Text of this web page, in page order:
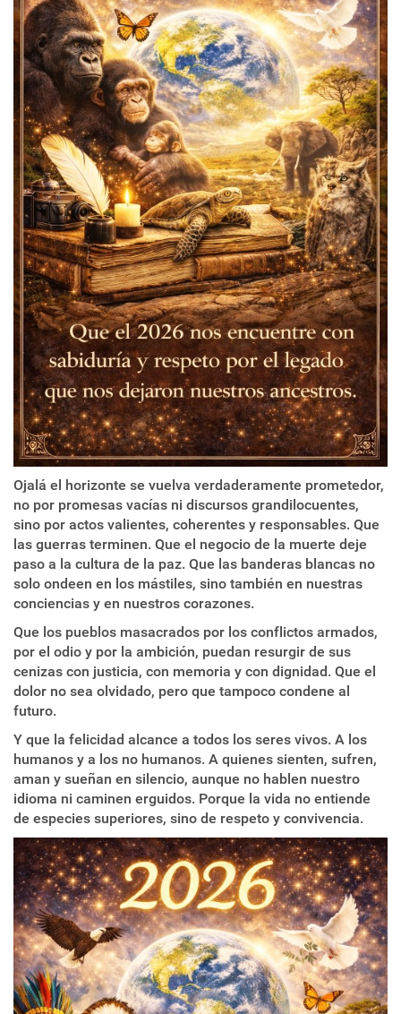
Ojalá el horizonte se vuelva verdaderamente prometedor,
no por promesas vacías ni discursos grandilocuentes,
sino por actos valientes, coherentes y responsables. Que
las guerras terminen. Que el negocio de la muerte deje
paso a la cultura de la paz. Que las banderas blancas no
solo ondeen en los mástiles, sino también en nuestras
conciencias y en nuestros corazones.
Que los pueblos masacrados por los conflictos armados,
por el odio y por la ambición, puedan resurgir de sus
cenizas con justicia, con memoria y con dignidad. Que el
dolor no sea olvidado, pero que tampoco condene al
futuro.
Y que la felicidad alcance a todos los seres vivos. A los
humanos y a los no humanos. A quienes sienten, sufren,
aman y sueñan en silencio, aunque no hablen nuestro
idioma ni caminen erguidos. Porque la vida no entiende
de especies superiores, sino de respeto y convivencia.